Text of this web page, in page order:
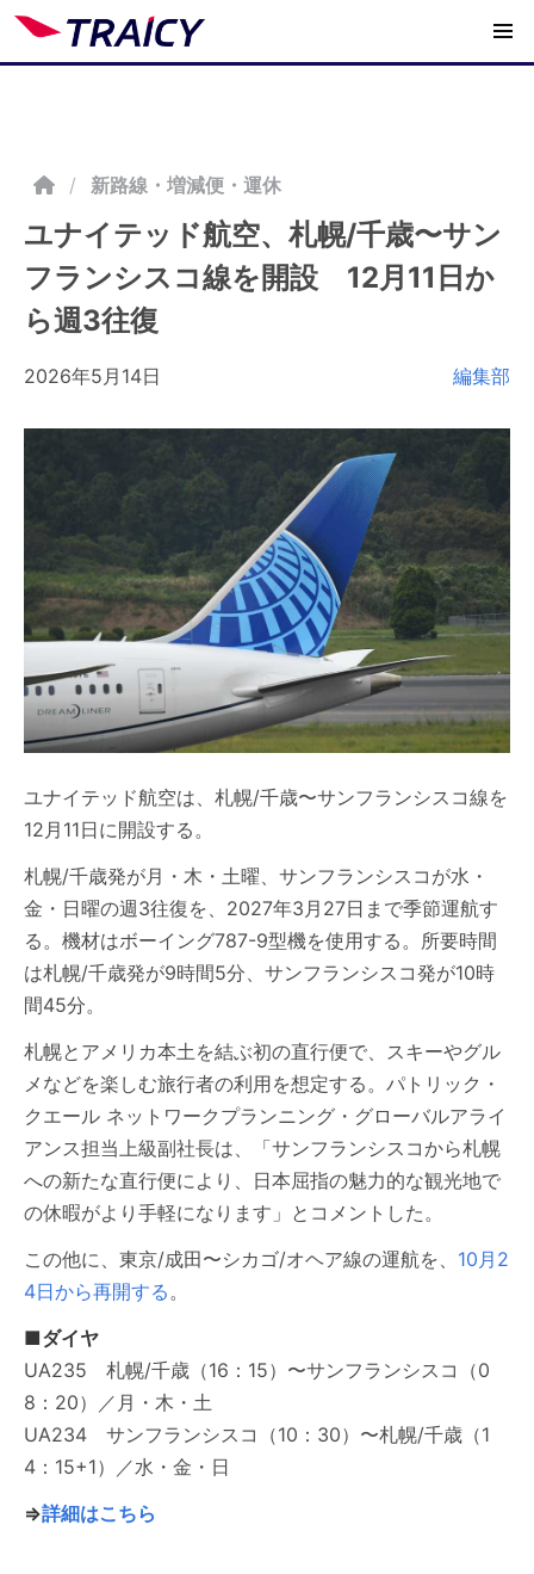
/ 新路線・増減便・運休
ユナイテッド航空、札幌/千歳〜サン
フランシスコ線を開設 12月11日か
ら週3往復
2026年5月14日 編集部
ユナイテッド航空は、札幌/千歳〜サンフランシスコ線を
12月11日に開設する。
札幌/千歳発が月・木・土曜、サンフランシスコが水・
金・日曜の週3往復を、2027年3月27日まで季節運航す
る。機材はボーイング787-9型機を使用する。所要時間
は札幌/千歳発が9時間5分、サンフランシスコ発が10時
間45分。
札幌とアメリカ本土を結ぶ初の直行便で、スキーやグル
メなどを楽しむ旅行者の利用を想定する。パトリック・
クエール ネットワークプランニング・グローバルアライ
アンス担当上級副社長は、「サンフランシスコから札幌
への新たな直行便により、日本屈指の魅力的な観光地で
の休暇がより手軽になります」とコメントした。
この他に、東京/成田〜シカゴ/オヘア線の運航を、 10月2
4日から再開する 。
■ダイヤ
UA235 札幌/千歳（16：15）〜サンフランシスコ（0
8：20）／月・木・土
UA234 サンフランシスコ（10：30）〜札幌/千歳（1
4：15+1）／水・金・日
⇒詳細はこちら